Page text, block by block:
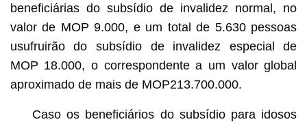
beneficiárias do subsídio de invalidez normal, no
valor de MOP 9.000, e um total de 5.630 pessoas
usufruirão do subsídio de invalidez especial de
MOP 18.000, o correspondente a um valor global
aproximado de mais de MOP213.700.000.
Caso os beneficiários do subsídio para idosos